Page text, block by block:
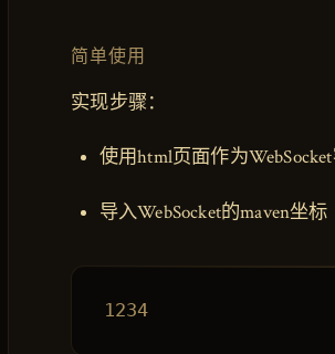
简单使用
实现步骤：
使用html页面作为
导入WebSocket的maven坐标
1234